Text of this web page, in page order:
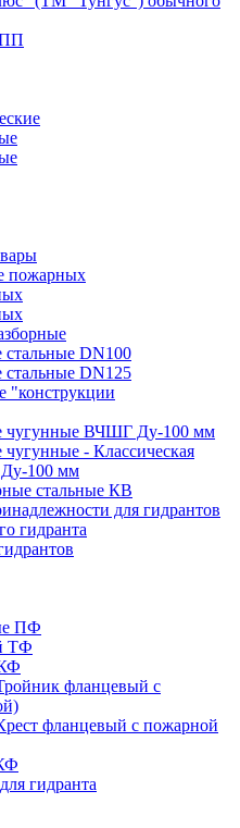
пожарных
DN100
DN125
"конструкции
чугунные ВЧШГ Ду-100 мм
- Классическая
100 мм
стальные КВ
для гидрантов
гидранта
ПФ
ТФ
фланцевый с
фланцевый с пожарной
гидранта